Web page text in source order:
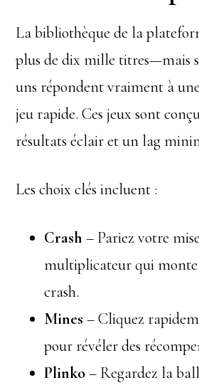
La bibliothèque de la
plus de dix mille titres—mais
uns répondent vraiment à
jeu rapide. Ces jeux sont
résultats éclair et un lag
Les choix clés incluent :
Crash – Pariez votre
multiplicateur qui monte
crash.
Mines – Cliquez
pour révéler des
Plinko– Regardez la